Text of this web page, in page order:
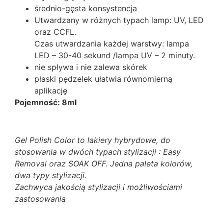
średnio-gęsta konsystencja
Utwardzany w różnych typach lamp: UV, LED
oraz CCFL.
Czas utwardzania każdej warstwy: lampa
LED – 30-40 sekund /lampa UV – 2 minuty.
nie spływa i nie zalewa skórek
płaski pędzelek ułatwia równomierną
aplikację
Pojemność: 8ml
Gel Polish Color to lakiery hybrydowe, do
stosowania w dwóch typach stylizacji : Easy
Removal oraz SOAK OFF. Jedna paleta kolorów,
dwa typy stylizacji.
Zachwyca jakością stylizacji i możliwościami
zastosowania